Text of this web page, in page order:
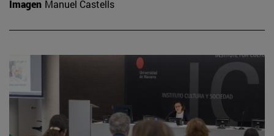
Imagen Manuel Castells